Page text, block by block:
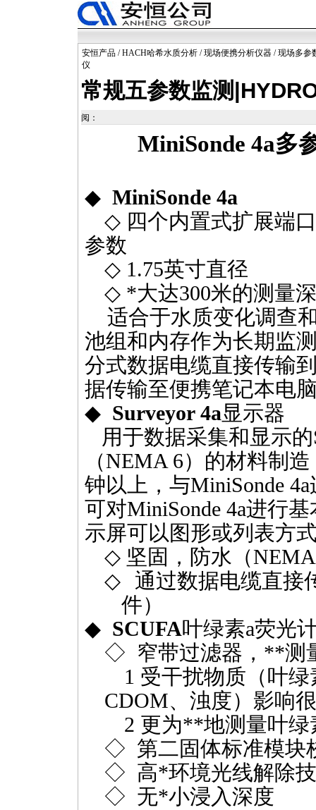
安恒产品 /HACH哈希水质分析 /现场便携分析仪器 /现场多参
仪
常规五参数监测
阅：
MiniSonde 4a多
◆ MiniSonde 4a
◇ 四个内置式扩展端
参数
◇ 1.75英寸直径
◇ *大达300米的测量
适合于水质变化调查
池组和内存作为长期监
分式数据电缆直接传输
据传输至便携笔记本电
◆ Surveyor 4a显示器
用于数据采集和显示的
（NEMA 6）的材料制
钟以上，与MiniSonde 4a
可对MiniSonde 4a进行基
示屏可以图形或列表方
◇ 坚固，防水（
◇
通过数据电缆直接
件）
◆ SCUFA叶绿素a荧光
◇ 窄带过滤器， **测
1 受干扰物质（叶
CDOM、浊度）影响
2 更为**地测量叶绿
◇ 第二固体标准模块
◇ 高*环境光线解除
◇ 无*小浸入深度